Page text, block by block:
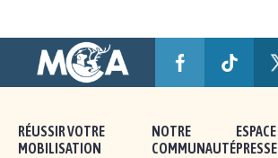
RÉUSSIR VOTRE
MOBILISATION
NOTRE
COMMUNAUTÉ
ESPACE
PRESSE